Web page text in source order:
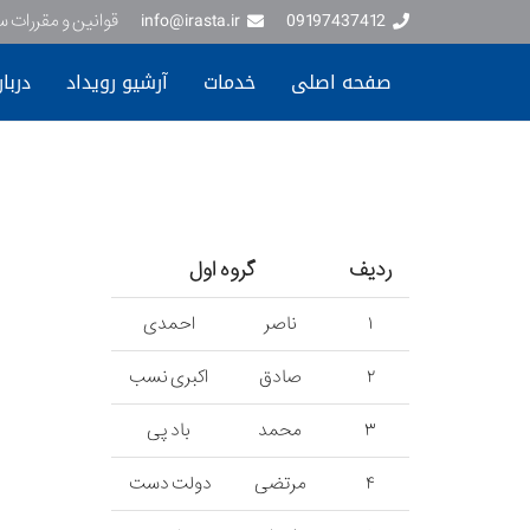
09197437412
info@irasta.ir قوانین و
صفحه اصلی خدمات آرشیو رویداد
ردیف گروه اول
۱ ناصر
احمدی
۲
صادق
اکبری نسب
۳
محمد
باد پی
۴
مرتضی
دولت د‌ست